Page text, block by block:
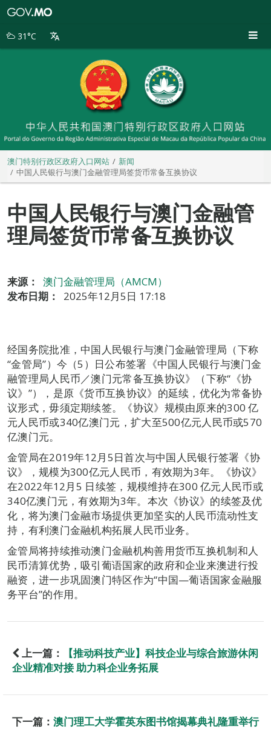
别
31°C
澳门特别行政区政府入口网站
新闻
中国人民银行与澳门金融管理局签货币常备互换协议
中国人民银行与澳门金融管
理局签货币常备互换协议
来源：
澳门金融管理局（AMCM）
发布日期：
2025年12月5日 17:18
经国务院批准，中国人民银行与澳门金融管理局（下称
“金管局”）今（5）日公布签署《中国人民银行与澳门金
融管理局人民币／澳门元常备互换协议》（下称“《协
议》”），是原《货币互换协议》的延续，优化为常备协
议形式，毋须定期续签。《协议》规模由原来的300 亿
元人民币或340亿澳门元，扩大至500亿元人民币或570
亿澳门元。
金管局在2019年12月5日首次与中国人民银行签署《协
议》，规模为300亿元人民币，有效期为3年。《协议》
在2022年12月5 日续签，规模维持在300 亿元人民币或
340亿澳门元，有效期为3年。本次《协议》的续签及优
化，将为澳门金融市场提供更加坚实的人民币流动性支
持，有利澳门金融机构拓展人民币业务。
金管局将持续推动澳门金融机构善用货币互换机制和人
民币清算优势，吸引葡语国家的政府和企业来澳进行投
融资，进一步巩固澳门特区作为“中国—葡语国家金融服
务平台”的作用。
上一篇：
【推动科技产业】科技企业与综合旅游休闲
企业精准对接 助力科企业务拓展
下一篇： 澳门理工大学霍英东图书馆揭幕典礼隆重举行